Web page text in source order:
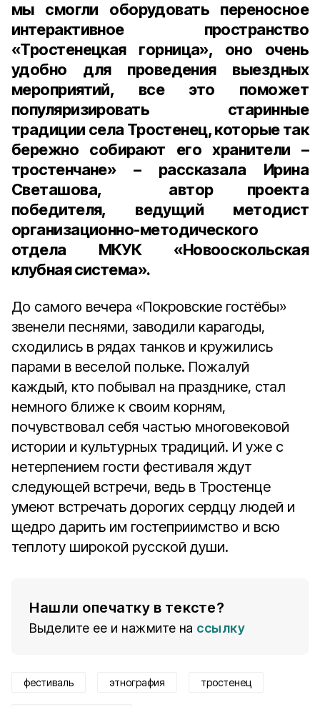
мы смогли оборудовать переносное
интерактивное пространство
«Тростенецкая горница», оно очень
удобно для проведения выездных
мероприятий, все это поможет
популяризировать старинные
традиции села Тростенец, которые так
бережно собирают его хранители –
тростенчане» – рассказала Ирина
Светашова, автор проекта
победителя, ведущий методист
организационно-методического
отдела МКУК «Новооскольская
клубная система».
До самого вечера «Покровские гостёбы»
звенели песнями, заводили карагоды,
сходились в рядах танков и кружились
парами в веселой польке. Пожалуй
каждый, кто побывал на празднике, стал
немного ближе к своим корням,
почувствовал себя частью многовековой
истории и культурных традиций. И уже с
нетерпением гости фестиваля ждут
следующей встречи, ведь в Тростенце
умеют встречать дорогих сердцу людей и
щедро дарить им гостеприимство и всю
теплоту широкой русской души.
Нашли опечатку в тексте?
Выделите ее и нажмите на ссылку
фестиваль этнография тростенец